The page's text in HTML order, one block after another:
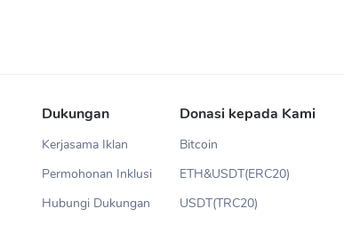
Dukungan
Kerjasama Iklan
Permohonan Inklusi
Hubungi Dukungan
Donasi kepada Kami
Bitcoin
ETH&USDT(ERC20)
USDT(TRC20)